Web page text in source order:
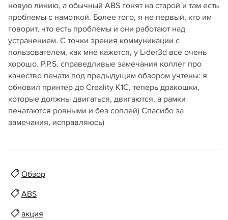
новую линию, а обычный ABS гонят на старой и там есть
проблемы с намоткой. Более того, я не первый, кто им
говорит, что есть проблемы и они работают над
устранением. С точки зрения коммуникации с
пользователем, как мне кажется, у Lider3d все очень
хорошо. P.P.S. справедливые замечания коллег про
качество печати под предыдущим обзором учтены: я
обновил принтер до Creality K1C, теперь дракошки,
которые должны двигаться, двигаются, а рамки
печатаются ровными и без соплей) Спасибо за
замечания, исправляюсь)
Обзор
ABS
акция